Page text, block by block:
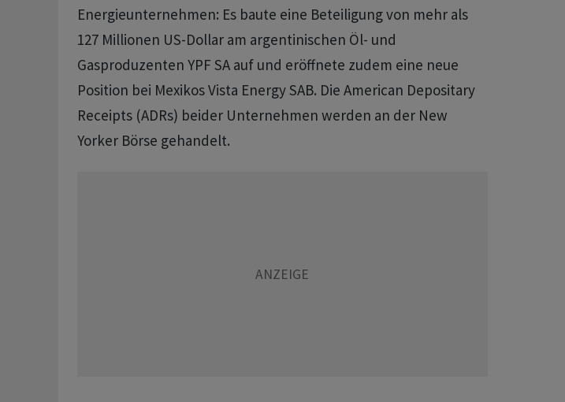
Energieunternehmen: Es baute eine Beteiligung von mehr als
127 Millionen US-Dollar am argentinischen Öl- und
Gasproduzenten YPF SA auf und eröffnete zudem eine neue
Position bei Mexikos Vista Energy SAB. Die American Depositary
Receipts (ADRs) beider Unternehmen werden an der New
Yorker Börse gehandelt.